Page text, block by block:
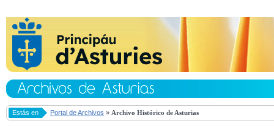
Estás en Portal de Archivos » Archivo Histórico de Asturias